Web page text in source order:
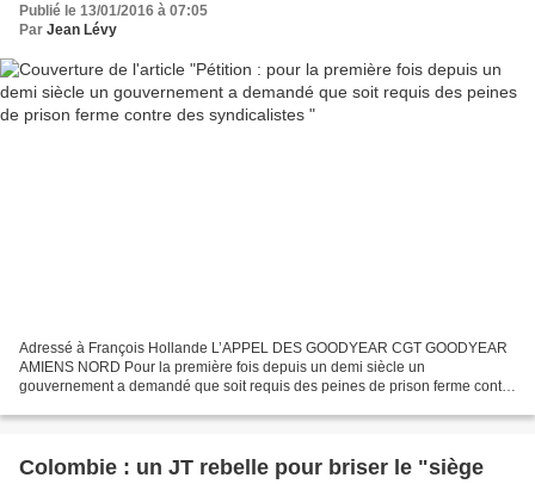
Publié le 13/01/2016 à 07:05
Par Jean Lévy
Adressé à François Hollande L’APPEL DES GOODYEAR CGT GOODYEAR
AMIENS NORD Pour la première fois depuis un demi siècle un
gouvernement a demandé que soit requis des peines de prison ferme contre
Colombie : un JT rebelle pour briser le "siège